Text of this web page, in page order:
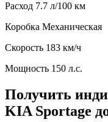
Расход 7.7 л/100 км
Коробка Механическая
Скорость 183 км/ч
Мощность 150 л.с.
Получить
KIA Sportage